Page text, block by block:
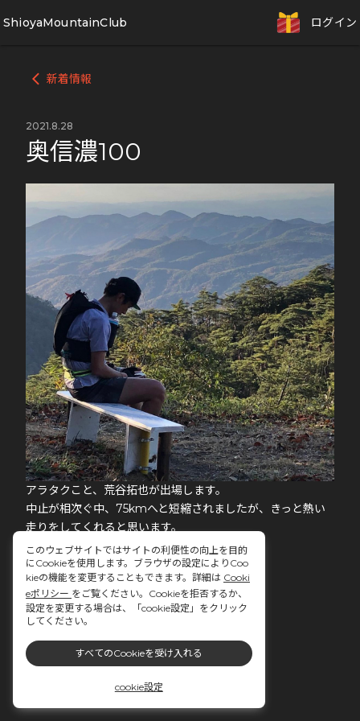
ShioyaMountainClub ログイン
arrow_back_ios 新着情報
2021.8.28
奥信濃100
アラタクこと、荒谷拓也が出場します。
中止が相次ぐ中、75kmへと短縮されましたが、きっと熱い
走りをしてくれると思います。
go spicy say hee haa🔥
このウェブサイトではサイトの利便性の向上を目的
にCookieを使用します。ブラウザの設定によりCoo
kieの機能を変更することもできます。詳細は Cooki
eポリシー をご覧ください。Cookieを拒否するか、
設定を変更する場合は、「cookie設定」をクリック
してください。
すべてのCookieを受け入れる
cookie設定